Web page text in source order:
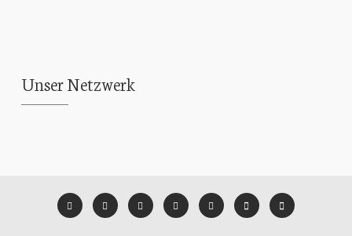
Unser Netzwerk